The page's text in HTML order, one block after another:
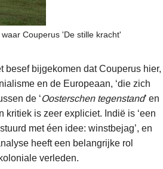
Couperus 'De stille kracht'
besef bijgekomen dat Couperus hier,
en de Europeaan, ‘die zich
de ‘Oosterschen tegenstand’ en
kritiek is zeer expliciet. Indië is ‘een
met éen idee: winstbejag’, en
heeft een belangrijke rol
verleden.